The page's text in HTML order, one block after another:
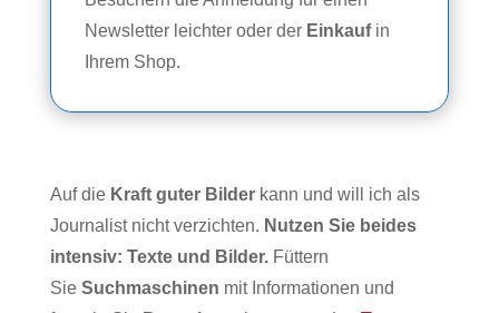
Newsletter leichter oder der Einkaufin
Ihrem Shop.
Auf die Kraft guter Bilder kann und will ich als
Journalist nicht verzichten. Nutzen Sie beides
intensiv: Texte und Bilder.Füttern
Sie Suchmaschinen mit Informationen und